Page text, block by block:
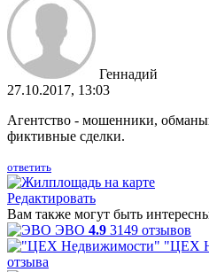
Геннадий
27.10.2017, 13:03
Агентство - мошенники,
фиктивные сделки.
ответить
Редактировать
Вам также могут быть
ЭВО 4.9 3149 отзывов
"ЦЕХ
отзыва